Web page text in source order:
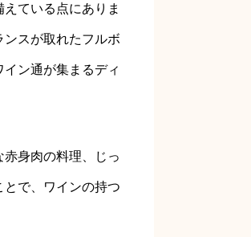
ている点にありま
スが取れたフルボ
ン通が集まるディ
身肉の料理、じっ
とで、ワインの持つ